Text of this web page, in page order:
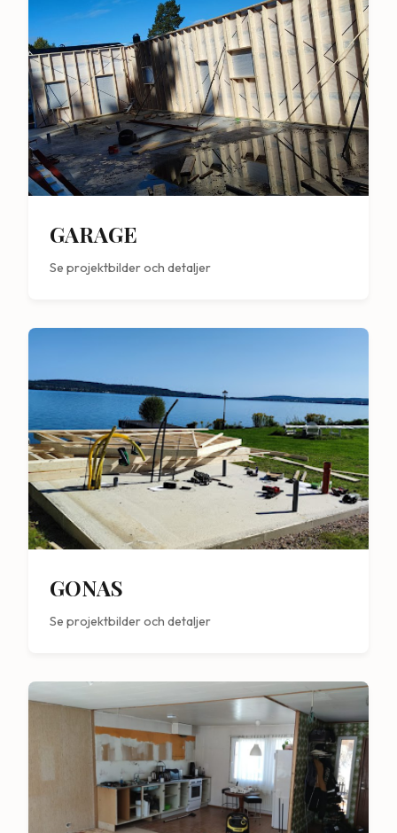
GARAGE
Se projektbilder och detaljer
GONAS
Se projektbilder och detaljer